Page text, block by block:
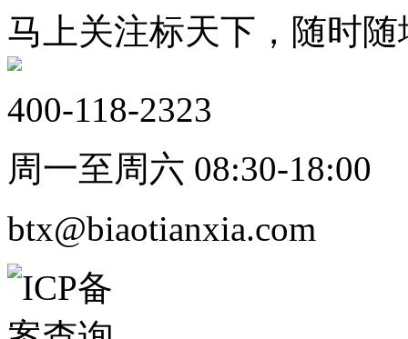
马上关注标天下，随时
400-118-2323
周一至周六 08:30-18:00
btx@biaotianxia.com